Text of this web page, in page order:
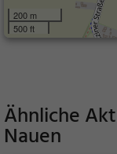
200 m
500 ft
Ähnliche
Nauen